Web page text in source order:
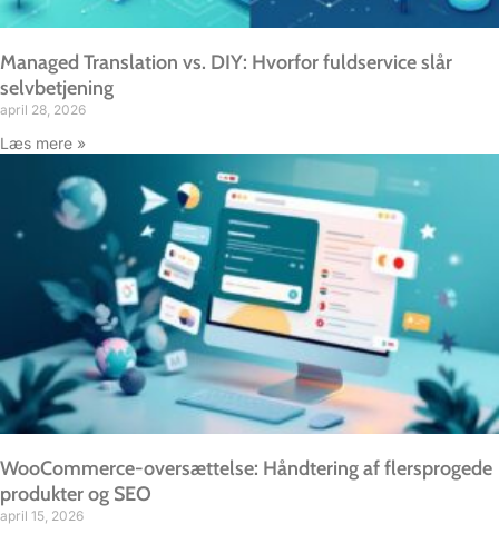
Managed Translation vs. DIY: Hvorfor fuldservice slår
selvbetjening
april 28, 2026
Læs mere »
WooCommerce-oversættelse: Håndtering af flersprogede
produkter og SEO
april 15, 2026